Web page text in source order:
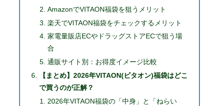
AmazonでVITAON福袋を狙うメリット
楽天でVITAON福袋をチェックするメリット
家電量販店ECやドラッグストアECで狙う場
合
通販サイト別：お得度イメージ比較
【まとめ】2026年VITAON(ビタオン)福袋はどこ
で買うのが正解？
2026年VITAON福袋の「中身」と「ねらい